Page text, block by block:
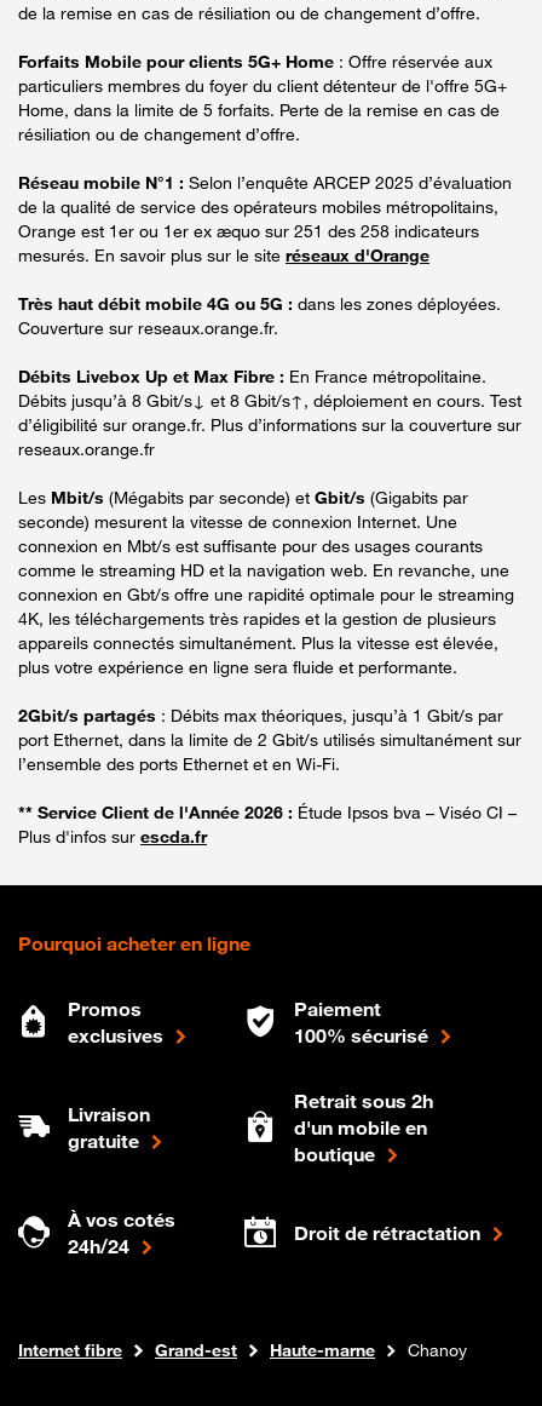
de la remise en cas de résiliation ou de changement d’offre.
Forfaits Mobile pour clients 5G+ Home : Offre réservée aux
particuliers membres du foyer du client détenteur de l'offre 5G+
Home, dans la limite de 5 forfaits. Perte de la remise en cas de
résiliation ou de changement d’offre.
Réseau mobile N°1 : Selon l’enquête ARCEP 2025 d’évaluation
de la qualité de service des opérateurs mobiles métropolitains,
Orange est 1er ou 1er ex æquo sur 251 des 258 indicateurs
mesurés. En savoir plus sur le site réseaux d'Orange
Très haut débit mobile 4G ou 5G : dans les zones déployées.
Couverture sur reseaux.orange.fr.
Débits Livebox Up et Max Fibre : En France métropolitaine.
Débits jusqu’à 8 Gbit/s↓ et 8 Gbit/s↑, déploiement en cours. Test
d’éligibilité sur orange.fr. Plus d’informations sur la couverture sur
reseaux.orange.fr
Les Mbit/s (Mégabits par seconde) et Gbit/s (Gigabits par
seconde) mesurent la vitesse de connexion Internet. Une
connexion en Mbt/s est suffisante pour des usages courants
comme le streaming HD et la navigation web. En revanche, une
connexion en Gbt/s offre une rapidité optimale pour le streaming
4K, les téléchargements très rapides et la gestion de plusieurs
appareils connectés simultanément. Plus la vitesse est élevée,
plus votre expérience en ligne sera fluide et performante.
2Gbit/s partagés : Débits max théoriques, jusqu’à 1 Gbit/s par
port Ethernet, dans la limite de 2 Gbit/s utilisés simultanément sur
l’ensemble des ports Ethernet et en Wi-Fi.
** Service Client de l'Année 2026 : Étude Ipsos bva – Viséo CI –
Plus d'infos sur escda.fr
Pourquoi acheter en ligne
Promos
exclusives
Paiement
100% sécurisé
Livraison
gratuite
Retrait sous 2h
d'un mobile en
boutique
À vos cotés
24h/24
Droit de rétractation
Boutique Orange
Internet fibre Grand-est Haute-marne Chanoy